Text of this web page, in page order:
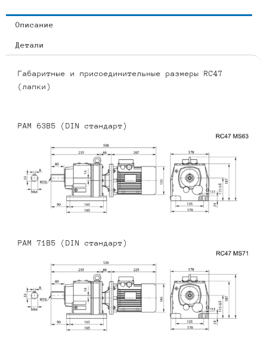
59-
1.1Описание
Детали
Габаритные и присоединительные размеры RC47
(лапки)
PAM 63B5 (DIN стандарт)
PAM 71B5 (DIN стандарт)